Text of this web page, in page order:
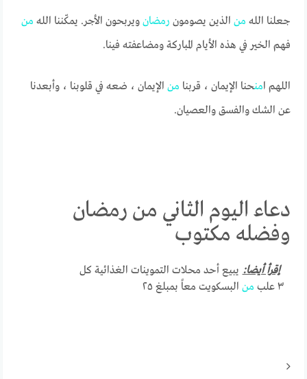
جعلنا الله من الذين يصومون رمضان ويربحون الأجر. يمكّننا الله من
فهم الخير في هذه الأيام المباركة ومضاعفته فينا.
اللهم امنحنا الإيمان ، قربنا من الإيمان ، ضعه في قلوبنا ، وأبعدنا
عن الشك والفسق والعصيان.
دعاء اليوم الثاني من رمضان
وفضله مكتوب
إقرأ أيضا: يبيع أحد محلات التموينات الغذائية كل
٣ علب
من البسكويت معاً بمبلغ ٢٥